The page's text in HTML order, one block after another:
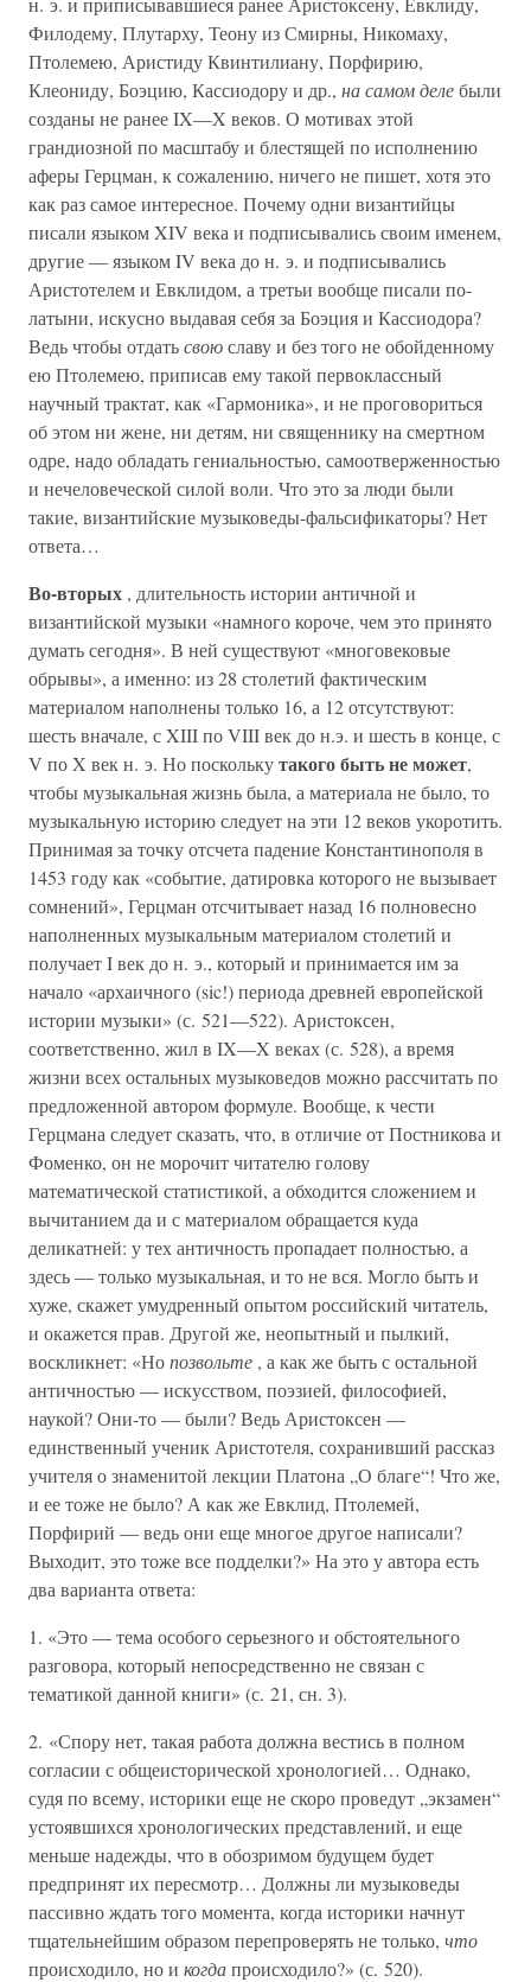
Филодему, Плутарху, Теону из Смирны, Никомаху,
Птолемею, Аристиду Квинтилиану, Порфирию,
Клеониду, Боэцию, Кассиодору и др., на самом делебыли
созданы не ранее IX—X веков. О мотивах этой
грандиозной по масштабу и блестящей по исполнению
аферы Герцман, к сожалению, ничего не пишет, хотя это
как раз самое интересное. Почему одни византийцы
писали языком XIV века и подписывались своим именем,
другие — языком IV века до н. э. и подписывались
Аристотелем и Евклидом, а третьи вообще писали по-
латыни, искусно выдавая себя за Боэция и Кассиодора?
Ведь чтобы отдатьсвоюславу и без того не обойденному
ею Птолемею, приписав ему такой первоклассный
научный трактат, как «Гармоника», и не проговориться
об этом ни жене, ни детям, ни священнику на смертном
одре, надо обладать гениальностью, самоотверженностью
и нечеловеческой силой воли. Что это за люди были
такие, византийские музыковеды-фальсификаторы? Нет
ответа…
Во-вторых , длительность истории античной и
византийской музыки «намного короче, чем это принято
думать сегодня». В ней существуют «многовековые
обрывы», а именно: из 28 столетий фактическим
материалом наполнены только 16, а 12 отсутствуют:
шесть вначале, с XIII по VIII век до н.э. и шесть в конце, с
V по X век н. э. Но посколькутакого быть не может,
чтобы музыкальная жизнь была, а материала не было, то
музыкальную историю следует на эти 12 веков укоротить.
Принимая за точку отсчета падение Константинополя в
1453 году как «событие, датировка которого не вызывает
сомнений», Герцман отсчитывает назад 16 полновесно
наполненных музыкальным материалом столетий и
получает I век до н. э., который и принимается им за
начало «архаичного (sic!) периода древней европейской
истории музыки» (с. 521—522). Аристоксен,
соответственно, жил в IX—X веках (с. 528), а время
жизни всех остальных музыковедов можно рассчитать по
предложенной автором формуле. Вообще, к чести
Герцмана следует сказать, что, в отличие от Постникова и
Фоменко, он не морочит читателю голову
математической статистикой, а обходится сложением и
вычитанием да и с материалом обращается куда
деликатней: у тех античность пропадает полностью, а
здесь — только музыкальная, и то не вся. Могло быть и
хуже, скажет умудренный опытом российский читатель,
и окажется прав. Другой же, неопытный и пылкий,
воскликнет: «Нопозвольте , а как же быть с остальной
античностью — искусством, поэзией, философией,
наукой? Они-то — были? Ведь Аристоксен —
единственный ученик Аристотеля, сохранивший рассказ
учителя о знаменитой лекции Платона „О благе“! Что же,
и ее тоже не было? А как же Евклид, Птолемей,
Порфирий — ведь они еще многое другое написали?
Выходит, это тоже все подделки?» На это у автора есть
два варианта ответа:
1. «Это — тема особого серьезного и обстоятельного
разговора, который непосредственно не связан с
тематикой данной книги» (с. 21, сн. 3).
2. «Спору нет, такая работа должна вестись в полном
согласии с общеисторической хронологией… Однако,
судя по всему, историки еще не скоро проведут „экзамен“
устоявшихся хронологических представлений, и еще
меньше надежды, что в обозримом будущем будет
предпринят их пересмотр… Должны ли музыковеды
пассивно ждать того момента, когда историки начнут
тщательнейшим образом перепроверять не только, что
происходило, но и когдапроисходило?» (с. 520).